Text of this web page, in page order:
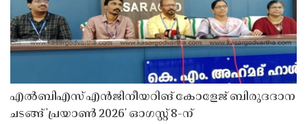
എൽബിഎസ് എൻജിനീയറിങ് കോളേജ് ബിരുദദാന
ചടങ്ങ് 'പ്രയാൺ 2026' ഓഗസ്റ്റ് 8-ന്